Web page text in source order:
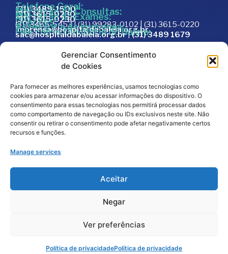
Gerenciar Consentimento
de Cookies
Para fornecer as melhores experiências, usamos tecnologias como
cookies para armazenar e/ou acessar informações do dispositivo. O
consentimento para essas tecnologias nos permitirá processar dados
como comportamento de navegação ou IDs exclusivos neste site. Não
consentir ou retirar o consentimento pode afetar negativamente certos
recursos e funções.
Manage services
Aceitar
Negar
Ver preferências
Política de privacidadePolítica de privacidade
Telefone Geral:
(31) 3489-1500
Marcação de Consultas:
(31) 3615-0230
Marcação de Exames:
(31) 3615-0230
Doações:
(31) 3465-5453 | (31) 99283-0102 | (31) 3615-0220
Assessoria de Imprensa:
imprensa@hospitaldabaleia.org.br
Fale com a Ouvidoria do Baleia:
sac@hospitaldabaleia.org.br|(31) 3489 1679
Trabalhe Conosco
Editais
Política de Privacidade
Código de Integridade
© Todos os direitos reservados – Hospital da
Doe Agora